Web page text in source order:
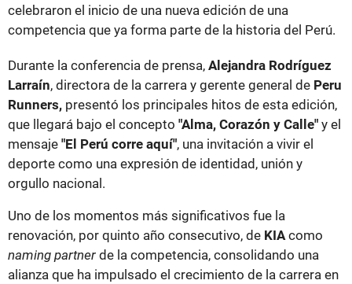
celebraron el inicio de una nueva edición de una
competencia que ya forma parte de la historia del Perú.
Durante la conferencia de prensa, Alejandra Rodríguez
Larraín, directora de la carrera y gerente general de Peru
Runners, presentó los principales hitos de esta edición,
que llegará bajo el concepto "Alma, Corazón y Calle" y el
mensaje "El Perú corre aquí", una invitación a vivir el
deporte como una expresión de identidad, unión y
orgullo nacional.
Uno de los momentos más significativos fue la
renovación, por quinto año consecutivo, de KIAcomo
naming partner de la competencia, consolidando una
alianza que ha impulsado el crecimiento de la carrera en